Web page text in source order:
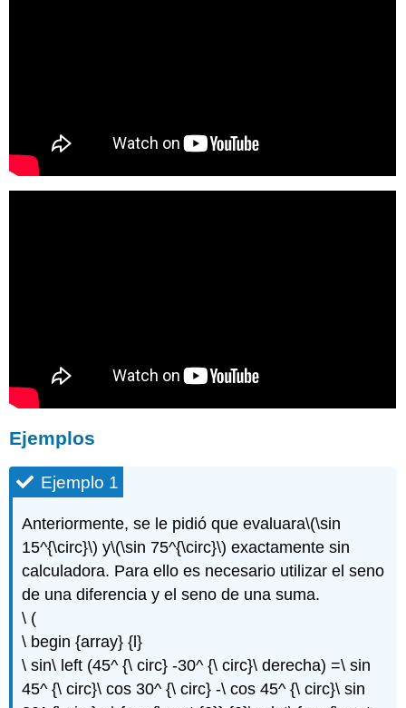
Ejemplos
Ejemplo 1
Anteriormente, se le pidió que evaluara\(\sin
15^{\circ}\) y\(\sin 75^{\circ}\) exactamente sin
calculadora. Para ello es necesario utilizar el seno
de una diferencia y el seno de una suma.
\ (
\ begin {array} {l}
\ sin\ left (45^ {\ circ} -30^ {\ circ}\ derecha) =\ sin
45^ {\ circ}\ cos 30^ {\ circ} -\ cos 45^ {\ circ}\ sin